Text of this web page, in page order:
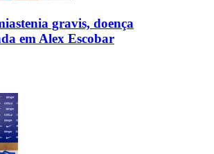
gravis, doença
em Alex Escobar